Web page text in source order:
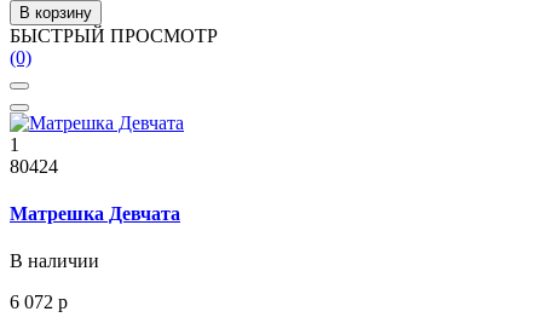
В корзину
БЫСТРЫЙ ПРОСМОТР
(0)
1
80424
Матрешка Девчата
В наличии
6 072 р